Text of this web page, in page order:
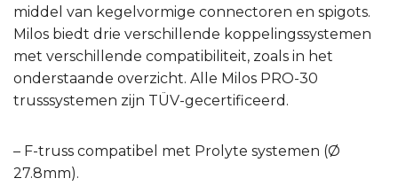
middel van kegelvormige connectoren en spigots.
Milos biedt drie verschillende koppelingssystemen
met verschillende compatibiliteit, zoals in het
onderstaande overzicht. Alle Milos PRO-30
trusssystemen zijn TÜV-gecertificeerd.
– F-truss compatibel met Prolyte systemen (Ø
27.8mm).